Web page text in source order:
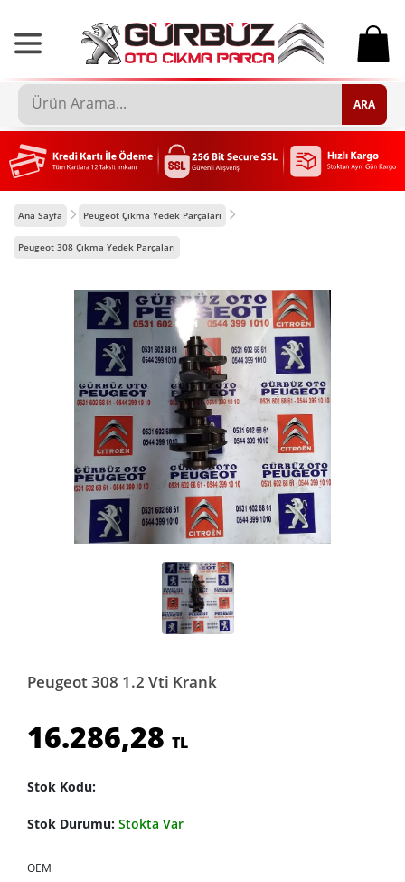
0
ARA
Ana Sayfa Peugeot Çıkma Yedek Parçaları
Peugeot 308 Çıkma Yedek Parçaları
Peugeot 308 1.2 Vti Krank
16.286,28 TL
Stok Kodu:
Stok Durumu: Stokta Var
OEM